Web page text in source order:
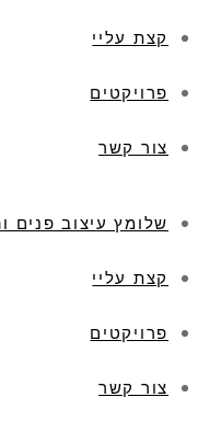
קצת עליי
פרויקטים
צור קשר
שלומץ עיצוב פנים
קצת עליי
פרויקטים
צור קשר